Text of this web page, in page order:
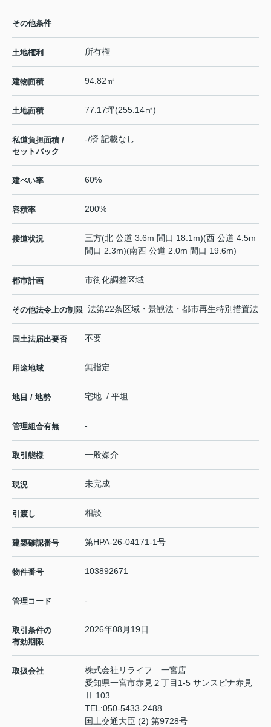
その他条件
土地権利 所有権
建物面積 94.82㎡
土地面積 77.17坪(255.14㎡)
私道負担面積 /
セットバック
-/済 記載なし
建ぺい率 60%
容積率 200%
接道状況
三方(北 公道 3.6m 間口 18.1m)(西 公道 4.5m
間口 2.3m)(南西 公道 2.0m 間口 19.6m)
都市計画 市街化調整区域
その他法令上の制限 法第22条区域・景観法・都市再生特別措置法
国土法届出要否 不要
用途地域 無指定
地目 / 地勢 宅地 / 平坦
管理組合有無 -
取引態様 一般媒介
現況 未完成
引渡し 相談
建築確認番号 第HPA-26-04171-1号
物件番号 103892671
管理コード -
取引条件の
有効期限
2026年08月19日
取扱会社
株式会社リライフ 一宮店
愛知県一宮市赤見２丁目1-5 サンスピナ赤見
Ⅱ 103
TEL:050-5433-2488
国土交通大臣 (2) 第9728号